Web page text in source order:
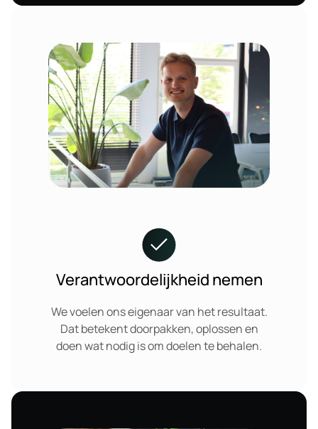
Verantwoordelijkheid nemen
We voelen ons eigenaar van het resultaat.
Dat betekent doorpakken, oplossen en
doen wat nodig is om doelen te behalen.